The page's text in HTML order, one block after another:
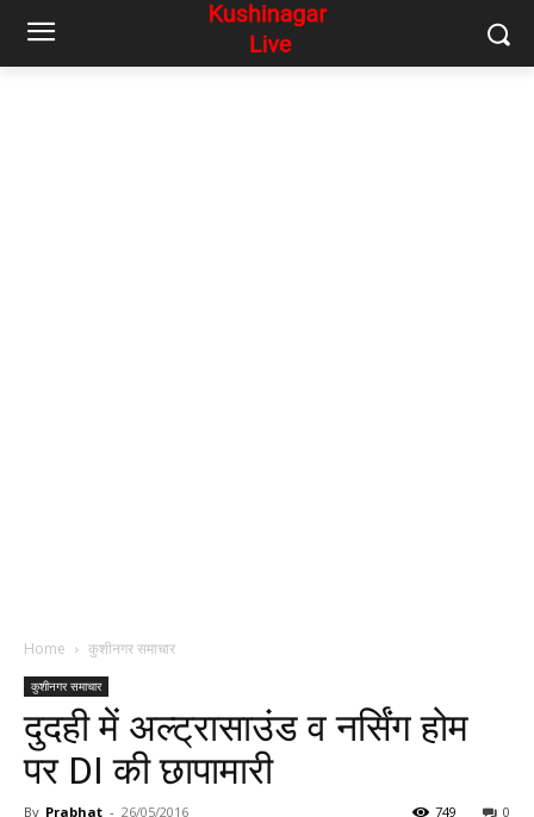
Home कुशीनगर समाचार
कुशीनगर समाचार
दुदही में अल्ट्रासाउंड व नर्सिंग होम
पर DI की छापामारी
By Prabhat - 26/05/2016 0
749